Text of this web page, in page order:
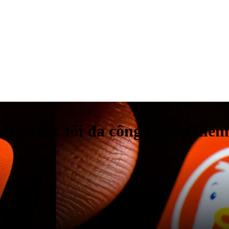
thác tối đa công cụ tìm